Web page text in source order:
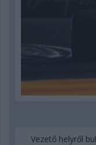
Vezető helyről